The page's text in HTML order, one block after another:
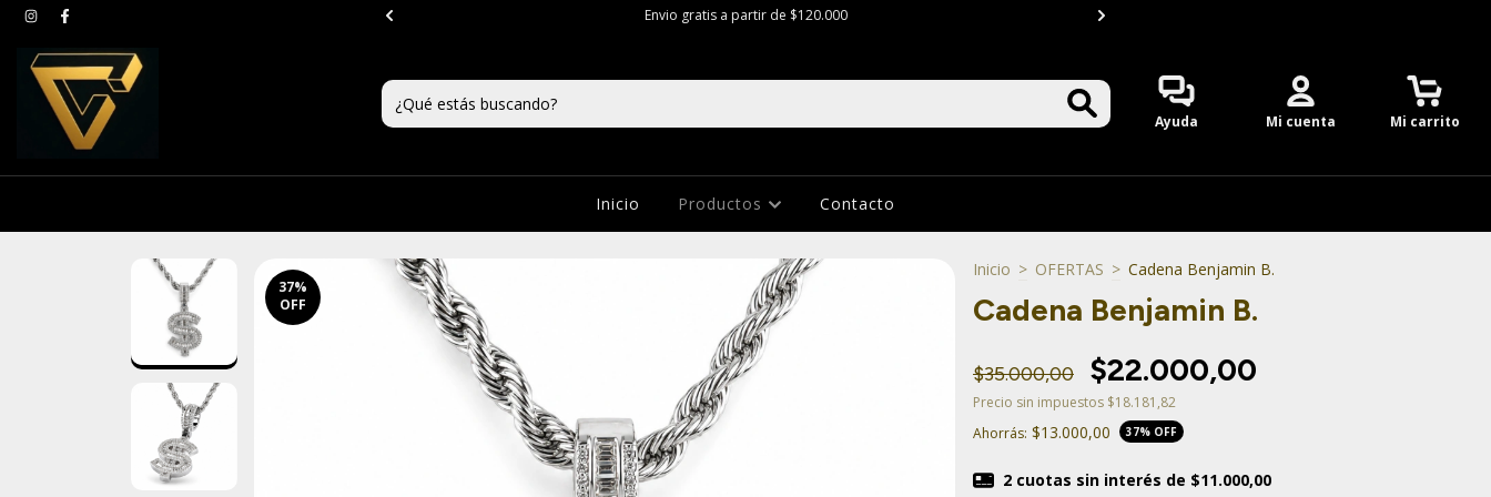
a partir de $99.999 Envio gratis a partir de $120.000
Ayuda Mi cuenta Mi carrito
Inicio Productos Contacto
37%
OFF
Inicio > OFERTAS > Cadena Benjamin B.
Cadena Benjamin B.
$35.000,00 $22.000,00
Precio sin impuestos $18.181,82
Ahorrás: $13.000,00 37% OFF
2 cuotas sin interés de $11.000,00